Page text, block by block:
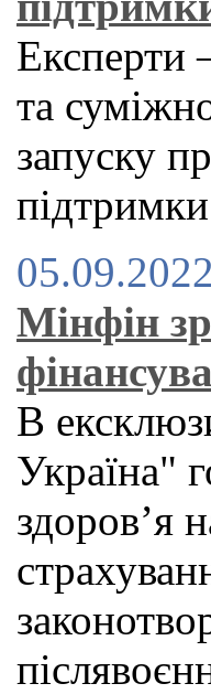
Експерти
та
запуску
05.09.2022
Мінфін
В
Україна"
здоров’я